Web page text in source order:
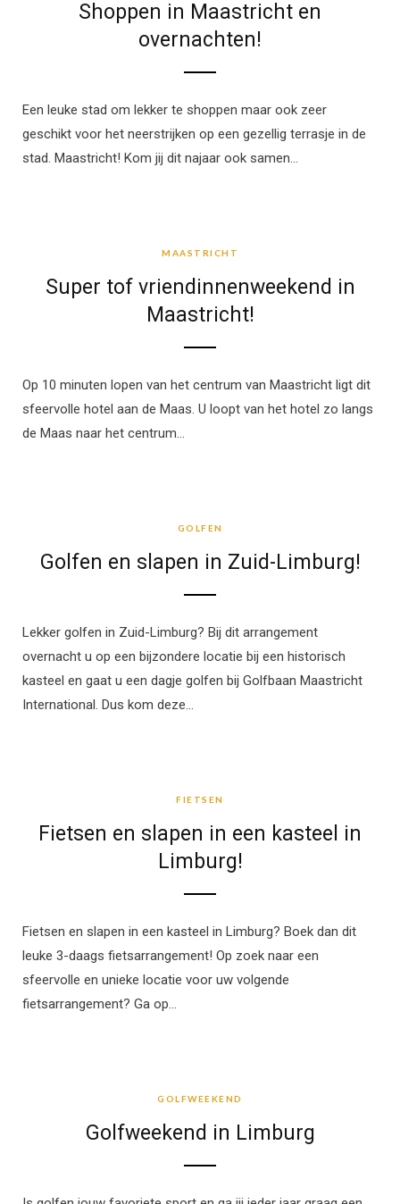
Shoppen in Maastricht en
overnachten!
Een leuke stad om lekker te shoppen maar ook zeer
geschikt voor het neerstrijken op een gezellig terrasje in de
stad. Maastricht! Kom jij dit najaar ook samen…
MAASTRICHT
Super tof vriendinnenweekend in
Maastricht!
Op 10 minuten lopen van het centrum van Maastricht ligt dit
sfeervolle hotel aan de Maas. U loopt van het hotel zo langs
de Maas naar het centrum…
GOLFEN
Golfen en slapen in Zuid-Limburg!
Lekker golfen in Zuid-Limburg? Bij dit arrangement
overnacht u op een bijzondere locatie bij een historisch
kasteel en gaat u een dagje golfen bij Golfbaan Maastricht
International. Dus kom deze…
FIETSEN
Fietsen en slapen in een kasteel in
Limburg!
Fietsen en slapen in een kasteel in Limburg? Boek dan dit
leuke 3-daags fietsarrangement! Op zoek naar een
sfeervolle en unieke locatie voor uw volgende
fietsarrangement? Ga op…
GOLFWEEKEND
Golfweekend in Limburg